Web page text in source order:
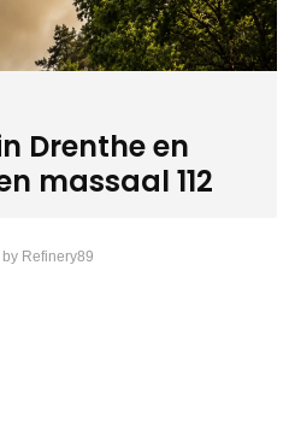
Drenthe en
massaal 112
Refinery89